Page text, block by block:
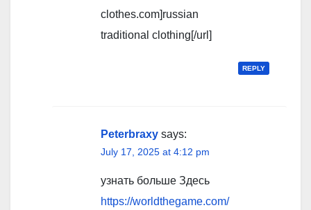
clothes.com]russian
traditional clothing[/url]
REPLY
Peterbraxy says:
July 17, 2025 at 4:12 pm
узнать больше Здесь
https://worldthegame.com/